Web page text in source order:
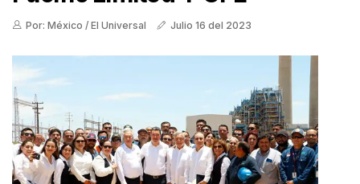
Por: México / El Universal Julio 16 del 2023